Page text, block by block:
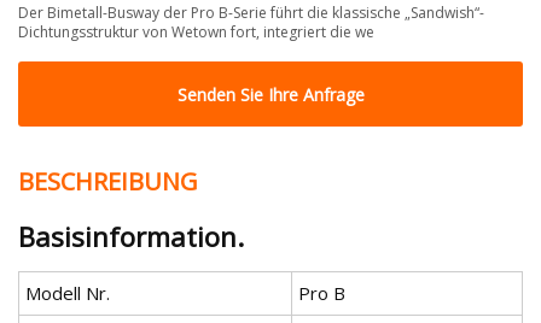
Der Bimetall-Busway der Pro B-Serie führt die klassische „Sandwish“-
Dichtungsstruktur von Wetown fort, integriert die we
Senden Sie Ihre Anfrage
BESCHREIBUNG
Basisinformation.
Modell Nr.
Pro B